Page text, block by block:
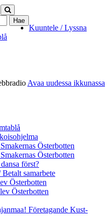
Kuuntele / Lyssna
Avaa uudessa ikkunassa
Österbotten
Österbotten
först?
samarbete
Österbotten
Österbotten
Företagande Kust-